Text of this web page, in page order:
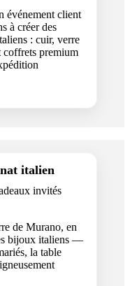
événement client
à créer des
: cuir, verre
coffrets premium
italien
de Murano, en
bijoux italiens —
la table